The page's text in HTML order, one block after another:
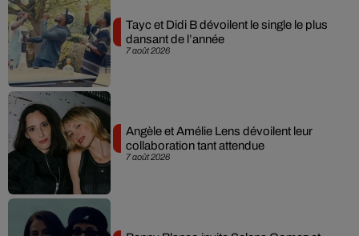
7 août 2026
Tayc et Didi B dévoilent le single le plus
dansant de l’année
7 août 2026
Angèle et Amélie Lens dévoilent leur
collaboration tant attendue